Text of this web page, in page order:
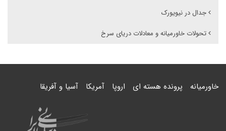
جدال در نیویورک
تحولات خاورمیانه و معادلات دریای سرخ ‌
خاورمیانه پرونده هسته ای اروپا آمریکا آسیا و آفریقا